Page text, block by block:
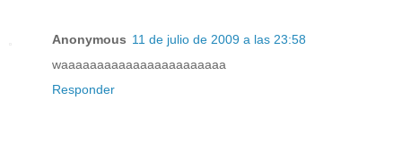
Anonymous 11 de julio de 2009 a las 23:58
waaaaaaaaaaaaaaaaaaaaaaa
Responder